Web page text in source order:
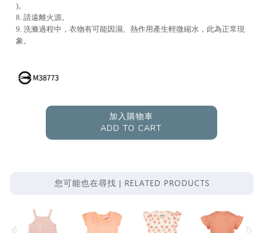
)。
8. 請遠離火源。
9. 洗滌過程中，衣物有可能因濕、熱作用產生輕微縮水，此為正常現
象。
加入購物車
ADD TO CART
您可能也在尋找 | RELATED PRODUCTS